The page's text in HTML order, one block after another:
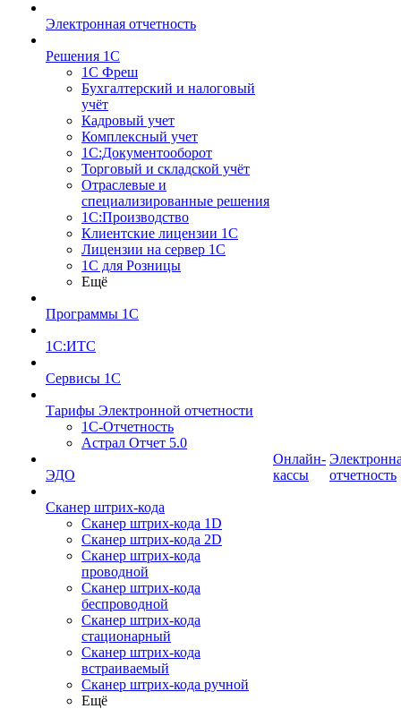
Электронная отчетность
Решения 1С
1С Фреш
Бухгалтерский и налоговый
учёт
Кадровый учет
Комплексный учет
1С:Документооборот
Торговый и складской учёт
Отраслевые и
специализированные решения
1С:Производство
Клиентские лицензии 1С
Лицензии на сервер 1С
1С для Розницы
Ещё
Программы 1С
1С:ИТС
Сервисы 1С
Тарифы Электронной отчетности
1С-Отчетность
Астрал Отчет 5.0
ЭДО
Сканер штрих-кода
Сканер штрих-кода 1D
Сканер штрих-кода 2D
Сканер штрих-кода
проводной
Сканер штрих-кода
беспроводной
Сканер штрих-кода
стационарный
Сканер штрих-кода
встраиваемый
Сканер штрих-кода ручной
Ещё
Онлайн-
кассы
отчетность